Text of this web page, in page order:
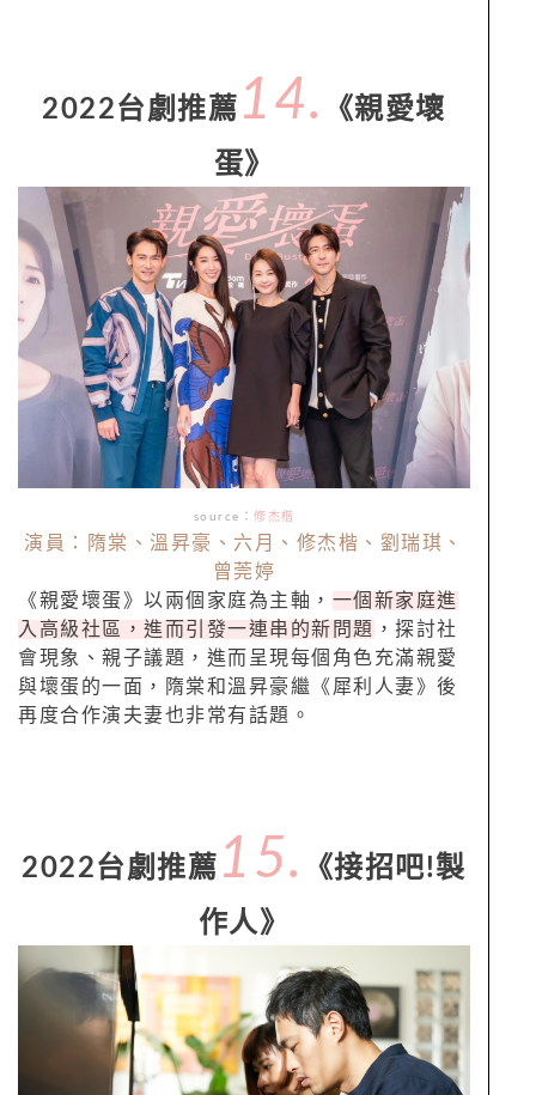
2022台劇推薦 14.
《親愛壞
蛋》
source： 修杰楷
演員：隋棠、溫昇豪、六月、修杰楷、劉瑞琪、
曾莞婷
《親愛壞蛋》以兩個家庭為主軸， 一個新家庭進
入高級社區，進而引發一連串的新問題 ，探討社
會現象、親子議題，進而呈現每個角色充滿親愛
與壞蛋的一面，隋棠和溫昇豪繼《犀利人妻》後
再度合作演夫妻也非常有話題。
2022台劇推薦 15.
《接招吧!製
作人》